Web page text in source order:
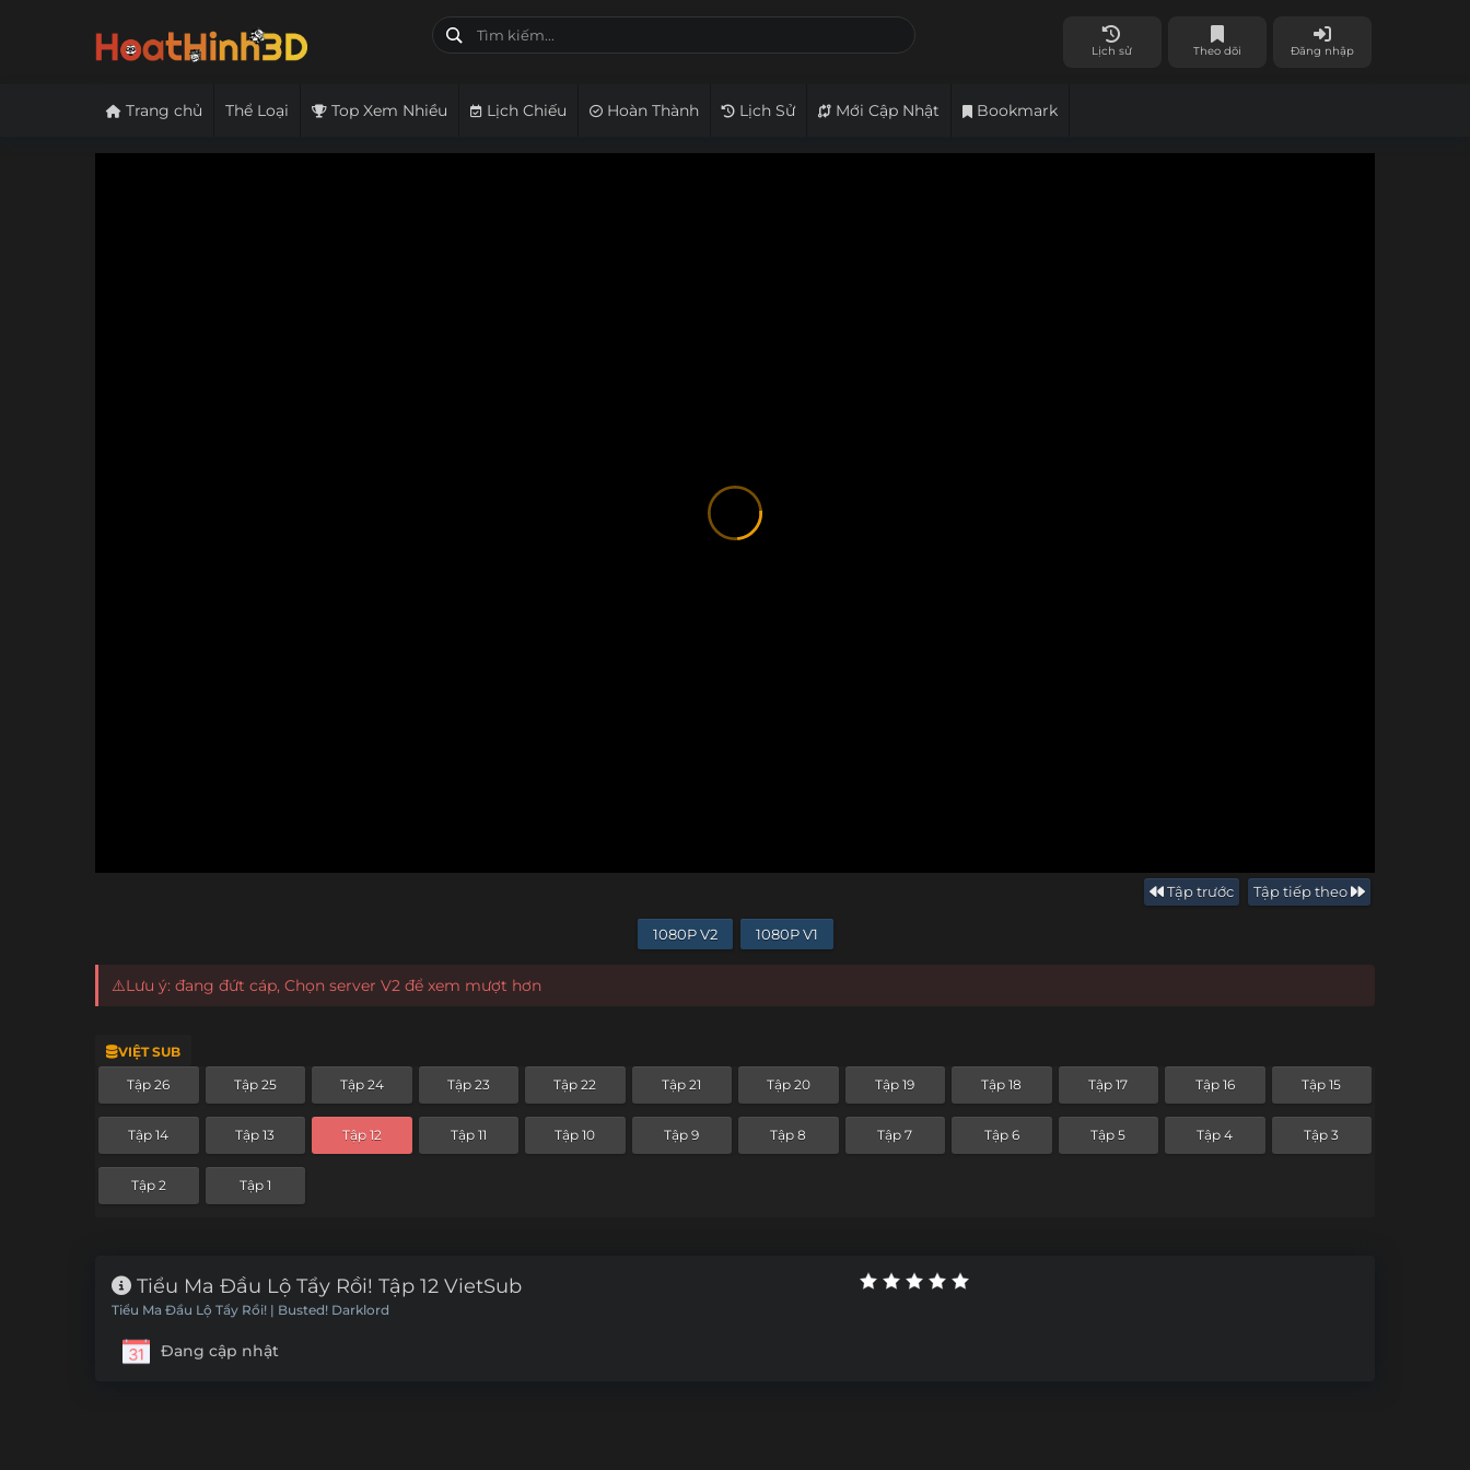
Lịch sử Theo dõi Đăng nhập
Trang chủ Thể Loại Top Xem Nhiều Lịch Chiếu Hoàn Thành Lịch Sử Mới Cập Nhật Bookmark
Tập trước Tập tiếp theo
1080P V2 1080P V1
⚠️Lưu ý: đang đứt cáp, Chọn server V2 để xem mượt hơn
VIỆT SUB
Tập 26 Tập 25 Tập 24 Tập 23 Tập 22 Tập 21 Tập 20 Tập 19 Tập 18 Tập 17 Tập 16 Tập 15
Tập 14 Tập 13 Tập 12 Tập 11 Tập 10 Tập 9 Tập 8 Tập 7 Tập 6 Tập 5 Tập 4 Tập 3
Tập 2 Tập 1
Tiểu Ma Đầu Lộ Tẩy Rồi! Tập 12 VietSub
Tiểu Ma Đầu Lộ Tẩy Rồi! | Busted! Darklord
Đang cập nhật